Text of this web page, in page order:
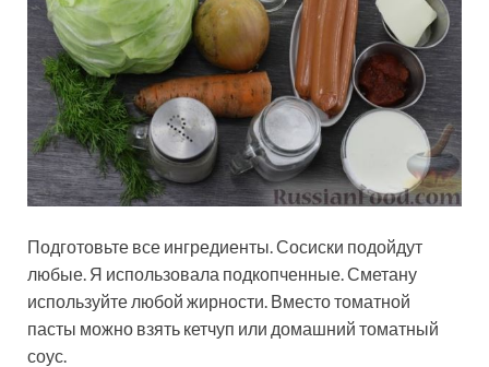
Подготовьте все ингредиенты. Сосиски подойдут
любые. Я использовала подкопченные. Сметану
используйте любой жирности. Вместо томатной
пасты можно взять кетчуп или домашний томатный
соус.